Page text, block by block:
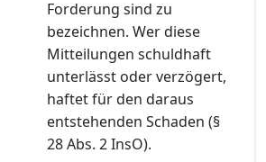
Forderung sind zu
bezeichnen. Wer diese
Mitteilungen schuldhaft
unterlässt oder verzögert,
haftet für den daraus
entstehenden Schaden (§
28 Abs. 2 InsO).